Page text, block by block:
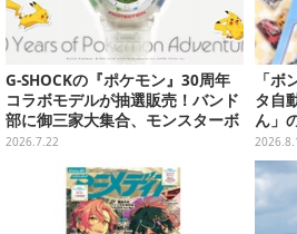
G-SHOCKの『ポケモン』30周年
コラボモデルが抽選販売！バンド
部に御三家大集合、モンスターボ
ールのインダイアルなど遊び心た
2026.7.22
「ボ
タ自
ん」
場！